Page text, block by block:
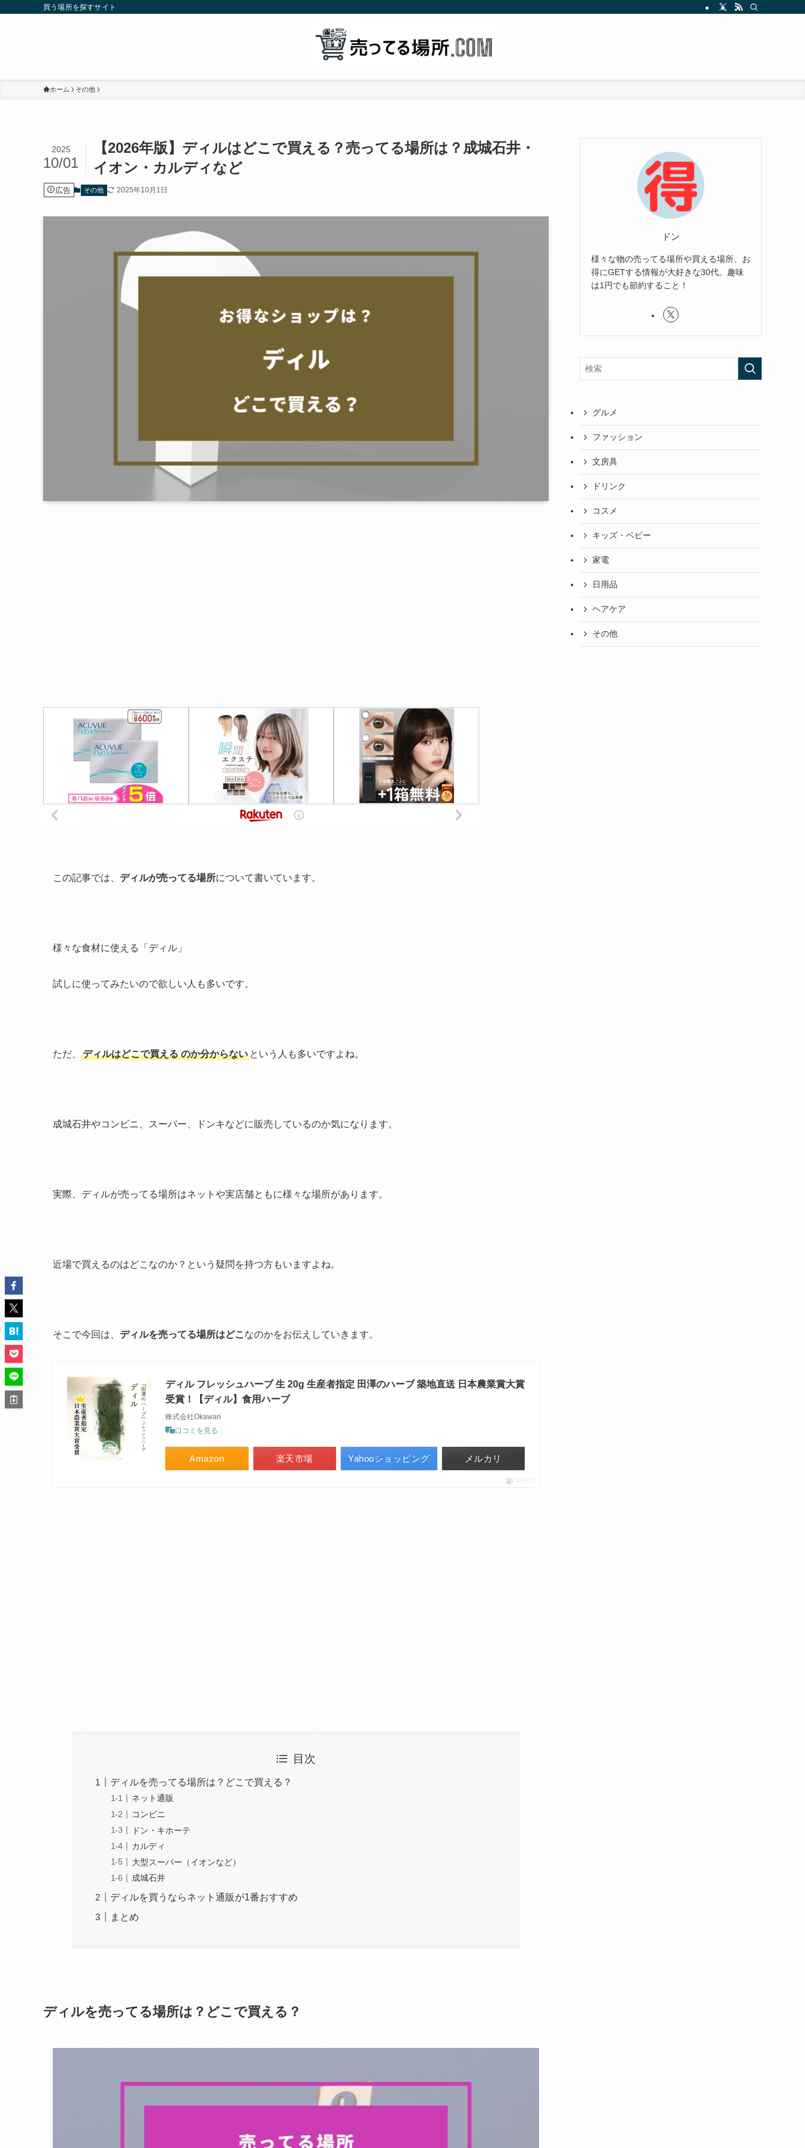
買う場所を探すサイト
ホーム その他
【2026年版】ディルはどこで買える？売ってる場所は？成城石井・
イオン・カルディなど
2025
10/01
広告 その他 2025年10月1日
この記事では、 ディルが売ってる場所について書いています。
様々な食材に使える「ディル」
試しに使ってみたいので欲しい人も多いです。
ただ、 ディルはどこで買える のか分からない という人も多いですよね。
成城石井やコンビニ、スーパー、ドンキなどに販売しているのか気になります。
実際、ディルが売ってる場所はネットや実店舗ともに様々な場所があります。
近場で買えるのはどこなのか？という疑問を持つ方もいますよね。
そこで今回は、 ディルを売ってる場所はどこ なのかをお伝えしていきます。
ディル フレッシュハーブ 生 20g 生産者指定 田澤のハーブ 築地直送 日本農業賞大賞
受賞！【ディル】食用ハーブ
株式会社Okawari
口コミを見る
Amazon 楽天市場 Yahooショッピング メルカリ
ポチップ
目次
ディルを売ってる場所は？どこで買える？
ネット通販
コンビニ
ドン・キホーテ
カルディ
大型スーパー（イオンなど）
成城石井
ディルを買うならネット通販が1番おすすめ
まとめ
ディルを売ってる場所は？どこで買える？
ドン
様々な物の売ってる場所や買える場所、お
得にGETする情報が大好きな30代。趣味
は1円でも節約すること！
グルメ
ファッション
文房具
ドリンク
コスメ
キッズ・ベビー
家電
日用品
ヘアケア
その他